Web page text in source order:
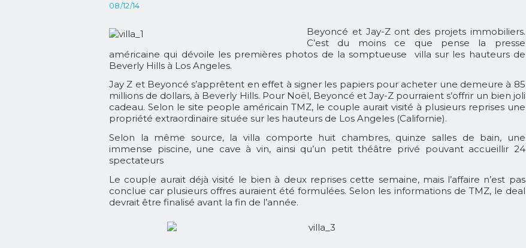
08/12/14
Beyoncé et Jay-Z ont des projets immobiliers.
C’est du moins ce que pense la presse
américaine qui dévoile les premières photos de la somptueuse villa sur les hauteurs de
Beverly Hills à Los Angeles.
Jay Z et Beyoncé s’apprêtent en effet à signer les papiers pour acheter une demeure à 85
millions de dollars, à Beverly Hills. Pour Noël, Beyoncé et Jay-Z pourraient s’offrir un bien joli
cadeau. Selon le site people américain TMZ, le couple aurait visité à plusieurs reprises une
propriété extraordinaire située sur les hauteurs de Los Angeles (Californie).
Selon la même source, la villa comporte huit chambres, quinze salles de bain, une
immense piscine, une cave à vin, ainsi qu’un petit théâtre privé pouvant accueillir 24
spectateurs
Le couple aurait déjà visité le bien à deux reprises cette semaine, mais l’affaire n’est pas
conclue car plusieurs offres auraient été formulées. Selon les informations de TMZ, le deal
devrait être finalisé avant la fin de l’année.